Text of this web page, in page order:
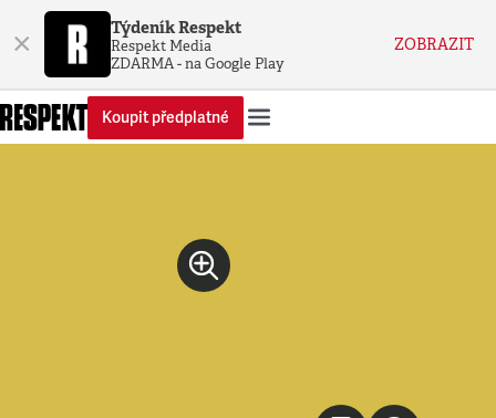
× Týdeník Respekt
Respekt Media
ZDARMA - na Google Play
ZOBRAZIT
Koupit předplatné